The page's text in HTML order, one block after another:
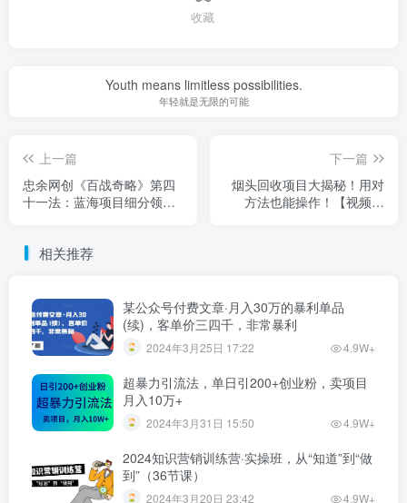
收藏
Youth means limitless possibilities.
年轻就是无限的可能
上一篇
忠余网创《百战奇略》第四
十一法：蓝海项目细分领
下一篇
烟头回收项目大揭秘！用对
方法也能操作！【视频教
相关推荐
某公众号付费文章·月入30万的暴利单品
(续)，客单价三四千，非常暴利
2024年3月25日 17:22 4.9W+
超暴力引流法，单日引200+创业粉，卖项目
月入10万+
2024年3月31日 15:50 4.9W+
2024知识营销训练营·实操班，从“知道”到“做
到”（36节课）
2024年3月20日 23:42 4.9W+